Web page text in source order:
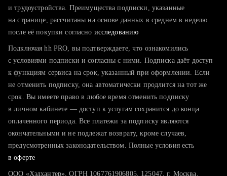
тратите много времени на поиск и вручную поднимаете
хотите сравнить себя с конкурентами и оценить шансы
и трудоустройства. Преимущества подписки, указанные
на странице, рассчитаны на основе данных в среднем в неделю
после её покупки согласно исследованию
Подключая hh PRO, вы подтверждаете, что ознакомились
с условиями подписки и согласны с ними. Подписка даёт доступ
к функциям сервиса на срок, указанный при оформлении. Если
не отменить подписку, она автоматически продлится на тот же
срок. Вы имеете право в любое время отменить подписку
в личном кабинете — доступ к услугам сохранится до конца
оплаченного периода. Все платежи за подписку являются
окончательными и не подлежат возврату, кроме случаев,
предусмотренных законодательством. Полные условия есть
в оферте
ООО «Хэдхантер», ОГРН 1067761906805, 125047, г. Москва,